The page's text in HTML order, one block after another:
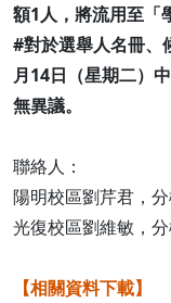
額1人，將流用至「
#對於選舉人名冊、
月14日（星期二）
無異議。
聯絡人：
陽明校區劉芹君，分
光復校區劉維敏，分
【相關資料下載】